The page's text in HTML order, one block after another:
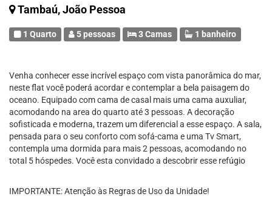
Tambaú, João Pessoa
1 Quarto 5 pessoas 3 Camas 1 banheiro
Venha conhecer esse incrível espaço com vista panorâmica do mar,
neste flat você poderá acordar e contemplar a bela paisagem do
oceano. Equipado com cama de casal mais uma cama auxuliar,
acomodando na area do quarto até 3 pessoas. A decoração
sofisticada e moderna, trazem um diferencial a esse espaço. A sala,
pensada para o seu conforto com sofá-cama e uma Tv Smart,
contempla uma dormida para mais 2 pessoas, acomodando no
total 5 hóspedes. Você esta convidado a descobrir esse refúgio
IMPORTANTE: Atenção às Regras de Uso da Unidade!